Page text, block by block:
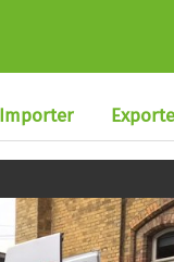
Importer